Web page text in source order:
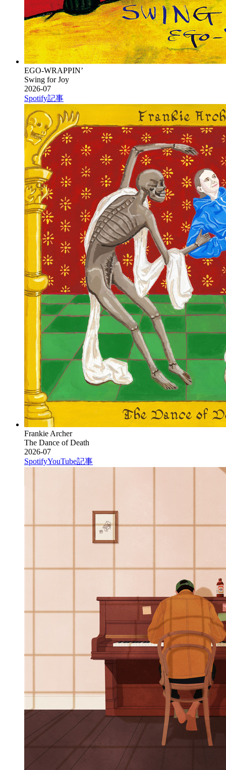
EGO-WRAPPIN’
Swing for Joy
2026-07
Spotify記事
Frankie Archer
The Dance of Death
2026-07
SpotifyYouTube記事